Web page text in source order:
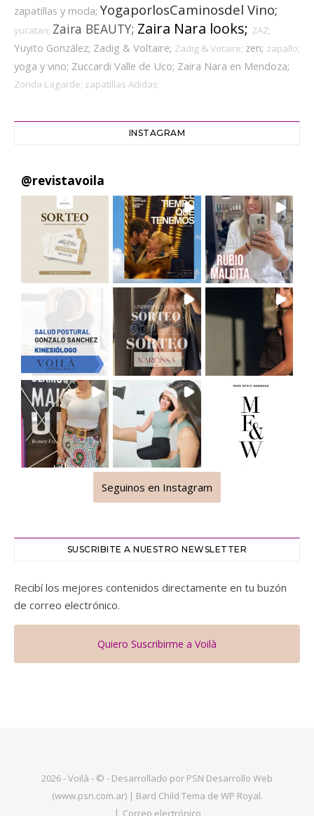
zapatillas y moda;YogaporlosCaminosdel Vino;
yucatan; Zaira BEAUTY; Zaira Nara looks; ZAZ;
Yuyito González; Zadig & Voltaire; Zadig & Votaire; zen; zapallo;
yoga y vino; Zuccardi Valle de Uco; Zaira Nara en Mendoza;
Zonda Lagarde; zapatillas Adidas;
INSTAGRAM
@revistavoila
Seguinos en Instagram
SUSCRIBITE A NUESTRO NEWSLETTER
Recibí los mejores contenidos directamente en tu buzón
de correo electrónico.
Quiero Suscribirme a Voilà
2026 - Voilà - © - Desarrollado por PSN Desarrollo Web
(www.psn.com.ar) | Bard Child Tema de WP Royal.
Correo electrónico